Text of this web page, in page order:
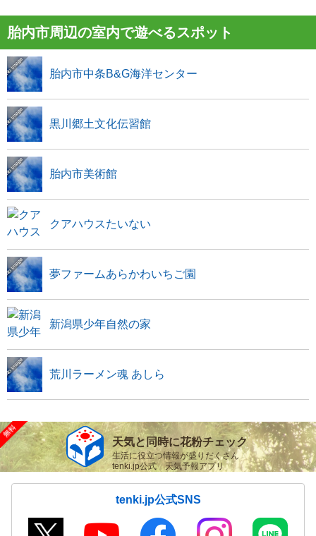
胎内市周辺の室内で遊べるスポット
胎内市中条B&G海洋センター
黒川郷土文化伝習館
胎内市美術館
クアハウスたいない
夢ファームあらかわいちご園
新潟県少年自然の家
荒川ラーメン魂 あしら
天気と同時に花粉チェック
生活に役立つ情報が盛りだくさん
tenki.jp公式 天気予報アプリ
tenki.jp公式SNS